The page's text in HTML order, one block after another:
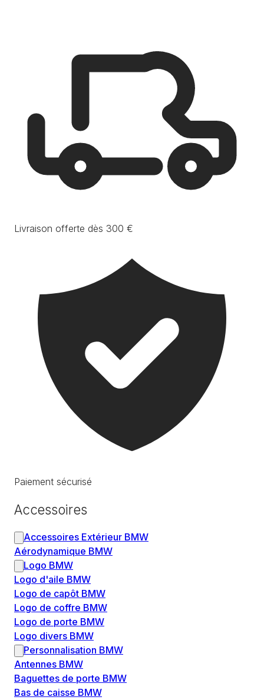
Livraison offerte dès 300 €
Paiement sécurisé
Accessoires
Accessoires Extérieur BMW
Aérodynamique BMW
Logo BMW
Logo d'aile BMW
Logo de capôt BMW
Logo de coffre BMW
Logo de porte BMW
Logo divers BMW
Personnalisation BMW
Antennes BMW
Baguettes de porte BMW
Bas de caisse BMW